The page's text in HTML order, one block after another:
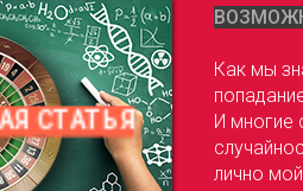
Как мы
И многие
лично
СТАТЬЯ